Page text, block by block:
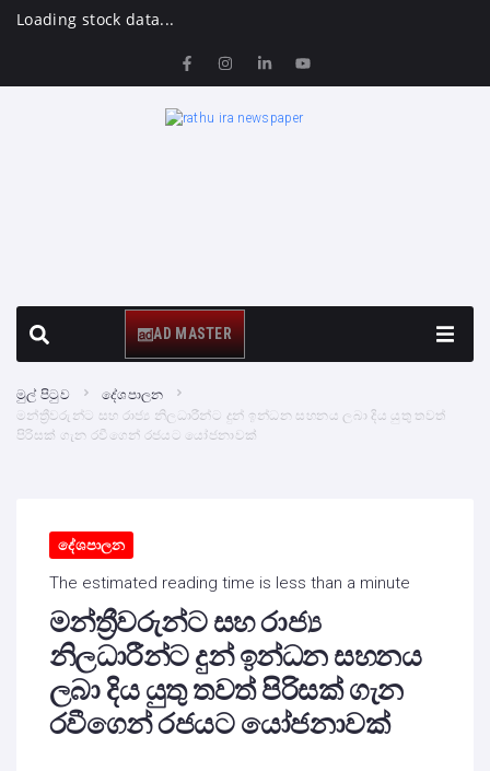
Loading stock data...
AD MASTER
මුල් පිටුව
දේශපාලන
මන්ත්‍රීවරුන්ට සහ රාජ්‍ය නිලධාරීන්ට දුන් ඉන්ධන සහනය ලබා දිය යුතු තවත්
පිරිසක් ගැන රවීගෙන් රජයට යෝජනාවක්
දේශපාලන
The estimated reading time is less than a minute
මන්ත්‍රීවරුන්ට සහ රාජ්‍ය
නිලධාරීන්ට දුන් ඉන්ධන සහනය
ලබා දිය යුතු තවත් පිරිසක් ගැන
රවීගෙන් රජයට යෝජනාවක්